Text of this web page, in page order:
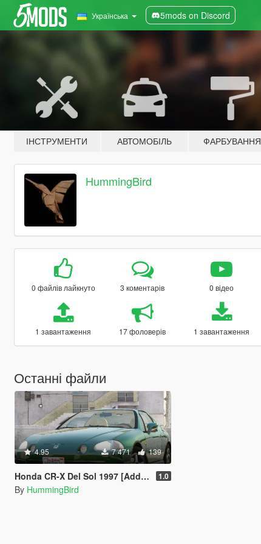
Українська 5mods on Discord
ІНСТРУМЕНТИ АВТОМОБІЛЬ ФАРБУВАННЯ
HummingBird
0 файлів лайкнуто 3 коментарів 0 відео
1 завантаження 17 фоловерів 1 завантаження
Останні файли
4.95 7 471 139
Honda CR-X Del Sol 1997 [Add-On | Tuning | LODs | Template] 1.0
By HummingBird